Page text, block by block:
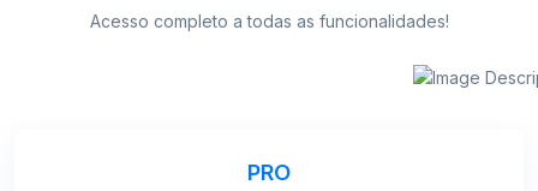
Acesso completo a todas as funcionalidades!
PRO